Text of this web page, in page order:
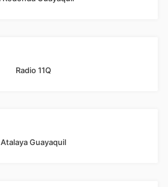
Radio 11Q
Atalaya Guayaquil